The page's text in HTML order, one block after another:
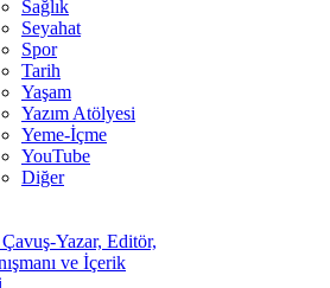
Sağlık
Seyahat
Spor
Tarih
Yaşam
Yazım Atölyesi
Yeme-İçme
YouTube
Diğer